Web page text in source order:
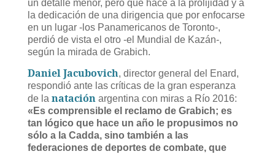
un detalle menor, pero que hace a la prolijidad y a
la dedicación de una dirigencia que por enfocarse
en un lugar -los Panamericanos de Toronto-,
perdió de vista el otro -el Mundial de Kazán-,
según la mirada de Grabich.
Daniel Jacubovich, director general del Enard,
respondió ante las críticas de la gran esperanza
de la natación argentina con miras a Río 2016:
«Es comprensible el reclamo de Grabich; es
tan lógico que hace un año le propusimos no
sólo a la Cadda, sino también a las
federaciones de deportes de combate, que